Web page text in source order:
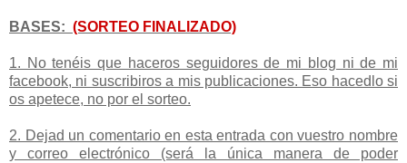
BASES: (SORTEO FINALIZADO)
1. No tenéis que haceros seguidores de mi blog ni de mi
facebook, ni suscribiros a mis publicaciones. Eso hacedlo si
os apetece, no por el sorteo.
2. Dejad un comentario en esta entrada con vuestro nombre
y correo electrónico (será la única manera de poder